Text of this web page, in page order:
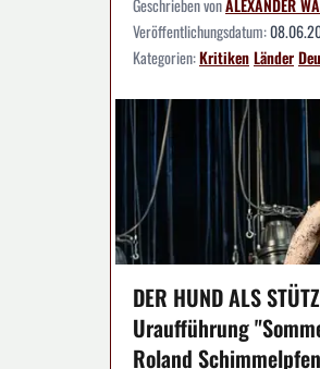
Geschrieben vonALEXANDER
Veröffentlichungsdatum:
Kategorien:KritikenLänder
DER HUND ALS
Uraufführung
Roland